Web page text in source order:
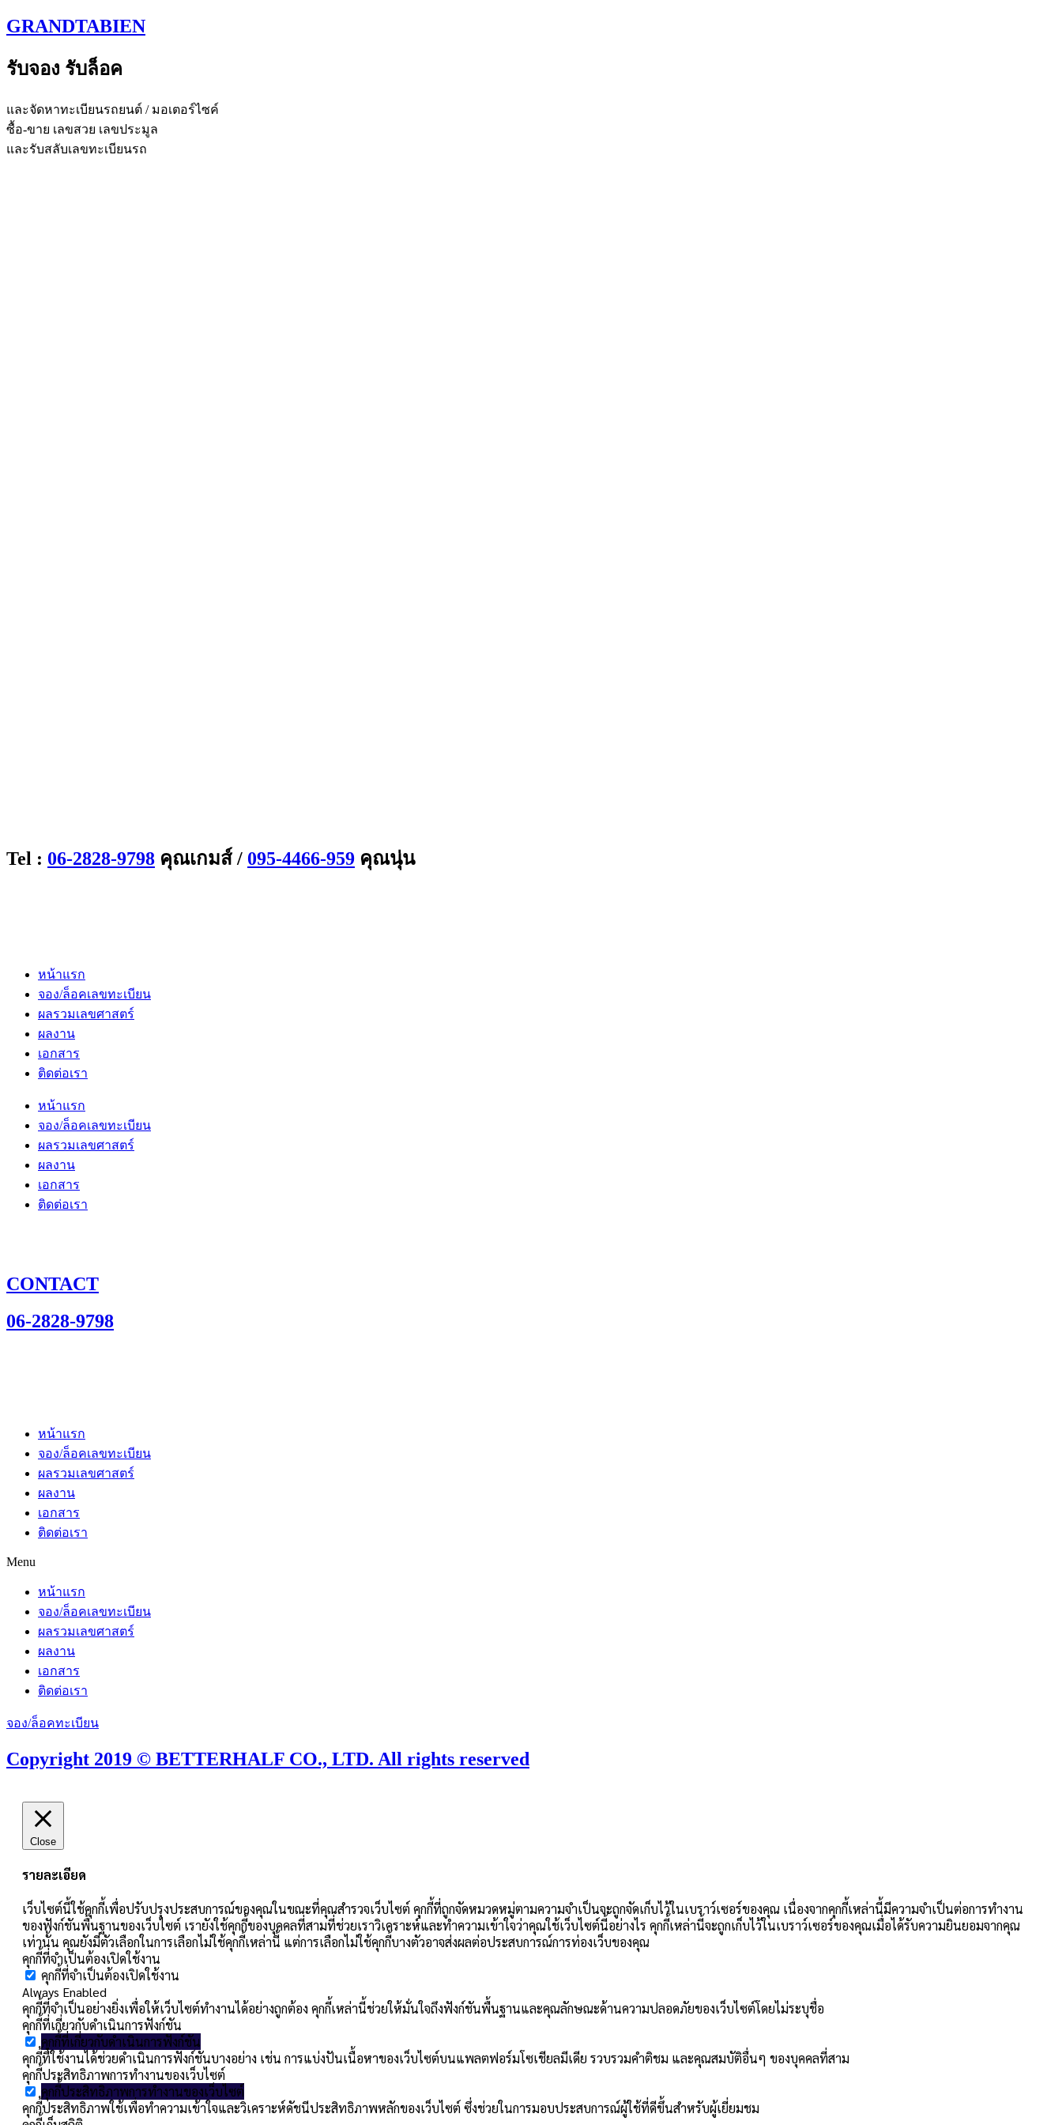
Skip
to
GRANDTABIEN
รับจอง รับล็อค
และจัดหาทะเบียนรถยนต์ / มอเตอร์ไซค์
ซื้อ-ขาย เลขสวย เลขประมูล
และรับสลับเลขทะเบียนรถ
Tel : 06-2828-9798 คุณเกมส์ / 095-4466-959 คุณนุ่น
หน้าแรก
จอง/ล็อคเลขทะเบียน
ผลรวมเลขศาสตร์
ผลงาน
เอกสาร
ติดต่อเรา
หน้าแรก
จอง/ล็อคเลขทะเบียน
ผลรวมเลขศาสตร์
ผลงาน
เอกสาร
ติดต่อเรา
CONTACT
06-2828-9798
หน้าแรก
จอง/ล็อคเลขทะเบียน
ผลรวมเลขศาสตร์
ผลงาน
เอกสาร
ติดต่อเรา
Menu
หน้าแรก
จอง/ล็อคเลขทะเบียน
ผลรวมเลขศาสตร์
ผลงาน
เอกสาร
ติดต่อเรา
จอง/ล็อคทะเบียน
Copyright 2019 © BETTERHALF CO., LTD. All rights reserved
Close
รายละเอียด
เว็บไซต์นี้ใช้คุกกี้เพื่อปรับปรุงประสบการณ์ของคุณในขณะที่คุณสำรวจเว็บไซต์ คุกกี้ที่ถูกจัดหมวดหมู่ตามความจำเป็นจะถูกจัดเก็บไว้ในเบราว์เซอร์ของคุณ เนื่องจากคุกกี้เหล่านี้มีความจำเป็นต่อการทำงาน
ของฟังก์ชันพื้นฐานของเว็บไซต์ เรายังใช้คุกกี้ของบุคคลที่สามที่ช่วยเราวิเคราะห์และทำความเข้าใจว่าคุณใช้เว็บไซต์นี้อย่างไร คุกกี้เหล่านี้จะถูกเก็บไว้ในเบราว์เซอร์ของคุณเมื่อได้รับความยินยอมจากคุณ
เท่านั้น คุณยังมีตัวเลือกในการเลือกไม่ใช้คุกกี้เหล่านี้ แต่การเลือกไม่ใช้คุกกี้บางตัวอาจส่งผลต่อประสบการณ์การท่องเว็บของคุณ
คุกกี้ที่จำเป็นต้องเปิดใช้งาน
คุกกี้ที่จำเป็นต้องเปิดใช้งาน
Always Enabled
คุกกี้ที่จำเป็นอย่างยิ่งเพื่อให้เว็บไซต์ทำงานได้อย่างถูกต้อง คุกกี้เหล่านี้ช่วยให้มั่นใจถึงฟังก์ชันพื้นฐานและคุณลักษณะด้านความปลอดภัยของเว็บไซต์โดยไม่ระบุชื่อ
คุกกี้ที่เกี่ยวกับดำเนินการฟังก์ชัน
คุกกี้ที่เกี่ยวกับดำเนินการฟังก์ชัน
คุกกี้ที่ใช้งานได้ช่วยดำเนินการฟังก์ชันบางอย่าง เช่น การแบ่งปันเนื้อหาของเว็บไซต์บนแพลตฟอร์มโซเชียลมีเดีย รวบรวมคำติชม และคุณสมบัติอื่นๆ ของบุคคลที่สาม
คุกกี้ประสิทธิภาพการทำงานของเว็บไซต์
คุกกี้ประสิทธิภาพการทำงานของเว็บไซต์
คุกกี้ประสิทธิภาพใช้เพื่อทำความเข้าใจและวิเคราะห์ดัชนีประสิทธิภาพหลักของเว็บไซต์ ซึ่งช่วยในการมอบประสบการณ์ผู้ใช้ที่ดีขึ้นสำหรับผู้เยี่ยมชม